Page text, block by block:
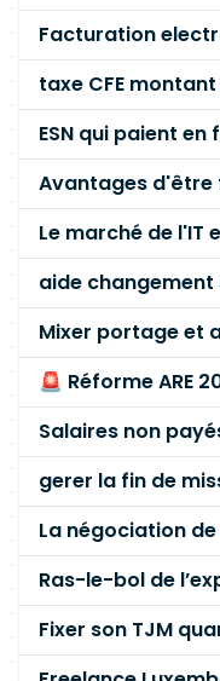
Facturation
taxe CFE
Avantages d'être
Salaires non
gerer la fin de
La négociation de